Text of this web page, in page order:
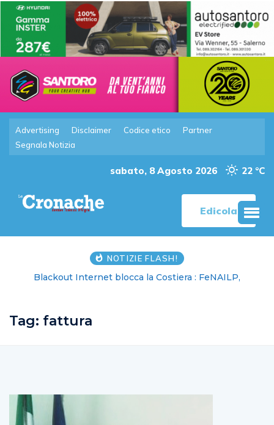
Advertising Disclaimer Codice etico
Partner
Segnala Notizia
sabato, 8 Agosto 2026 22 °C
Edicola
NOTIZIE FLASH!
Blackout Internet blocca la Costiera : FeNAILP,